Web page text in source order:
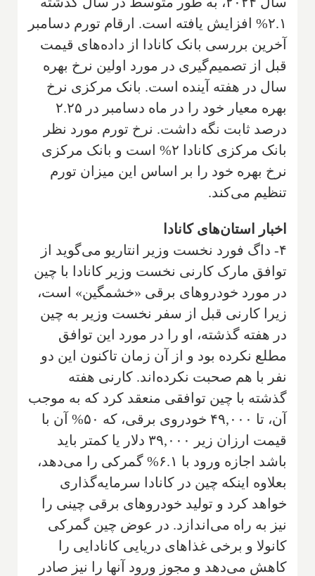
۲.۱% افزایش یافته است. ارقام تورم دسامبر
آخرین بررسی بانک کانادا از داده‌های قیمت
قبل از تصمیم‌گیری در مورد اولین نرخ بهره
سال در هفته آینده است. بانک مرکزی نرخ
بهره معیار خود را در ماه دسامبر در ۲.۲۵
درصد ثابت نگه داشت. نرخ تورم مورد نظر
بانک مرکزی کانادا ۲% است و بانک مرکزی
نرخ بهره خود را بر اساس این میزان تورم
تنظیم می‌کند.
اخبار استان‌های کانادا
۴- داگ فورد نخست وزیر انتاریو می‌گوید از
توافق مارک کارنی نخست وزیر کانادا با چین
در مورد خودروهای برقی «خشمگین» است،
زیرا کارنی قبل از سفر نخست وزیر به چین
در هفته گذشته، او را در مورد این توافق
مطلع نکرده بود و از آن زمان تاکنون این دو
نفر با هم صحبت نکرده‌اند. کارنی هفته
گذشته با چین توافقی منعقد کرد که به موجب
آن، تا ۴۹,۰۰۰ خودروی برقی، که ۵۰% آن با
قیمت ارزان زیر ۳۹,۰۰۰ دلار یا کمتر باید
باشد اجازه ورود با ۶.۱% گمرکی را می‌دهد،
بعلاوه اینکه چین در کانادا سرمایه‌گذاری
خواهد کرد و تولید خودروهای برقی چینی را
نیز به راه می‌اندازد. در عوض چین گمرکی
کانولا و برخی غذاهای دریایی کانادایی را
کاهش می‌دهد و مجوز ورود آنها را نیز صادر